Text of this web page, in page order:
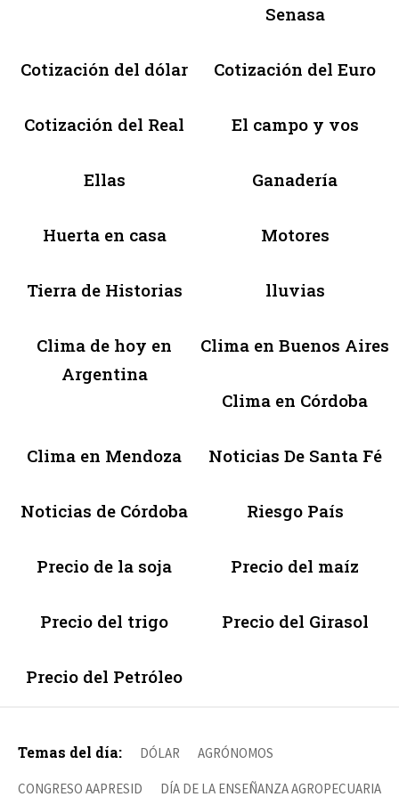
Senasa
Cotización del dólar Cotización del Euro
Cotización del Real El campo y vos
Ellas Ganadería
Huerta en casa Motores
Tierra de Historias lluvias
Clima de hoy en
Argentina
Clima en Buenos Aires
Clima en Córdoba
Clima en Mendoza Noticias De Santa Fé
Noticias de Córdoba Riesgo País
Precio de la soja Precio del maíz
Precio del trigo Precio del Girasol
Precio del Petróleo
Temas del día: DÓLAR AGRÓNOMOS
CONGRESO AAPRESID DÍA DE LA ENSEÑANZA AGROPECUARIA